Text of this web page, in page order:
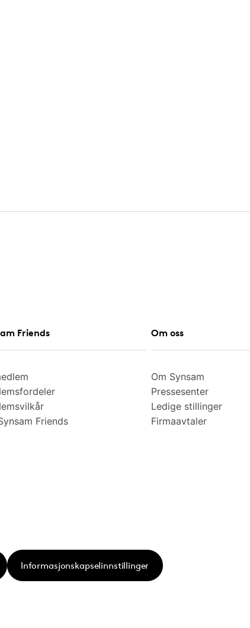
Friends
Friends
Om oss
Om Synsam
Pressesenter
Ledige stillinger
Firmaavtaler
Informasjonskapselinnstillinger